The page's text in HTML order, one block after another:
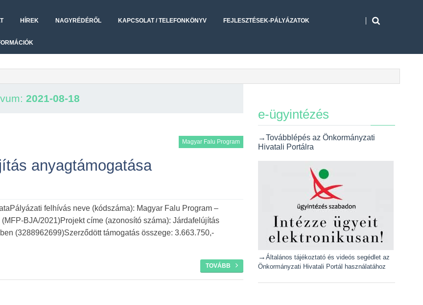
HÍREK NAGYRÉDÉRŐL KAPCSOLAT / TELEFONKÖNYV FEJLESZTÉSEK-PÁLYÁZATOK
2021-08-18
Magyar Falu Program
anyagtámogatása
felhívás neve (kódszáma): Magyar Falu Program –
BJA/2021)Projekt címe (azonosító száma): Járdafelújítás
(3288962699)Szerződött támogatás összege: 3.663.750,-
TOVÁBB
e-ügyintézés
→Továbblépés az Önkormányzati
Hivatali Portálra
→ Általános tájékoztató és videós segédlet az
Önkormányzati Hivatali Portál használatához